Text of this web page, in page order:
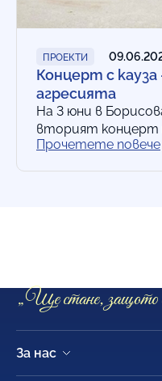
ПРОЕКТИ
Концерт с
агресията
На 3 юни в
вторият концерт
на 9. ФЕГ „Алфонс
Прочетете повече
„Ще стане, защото
За нас